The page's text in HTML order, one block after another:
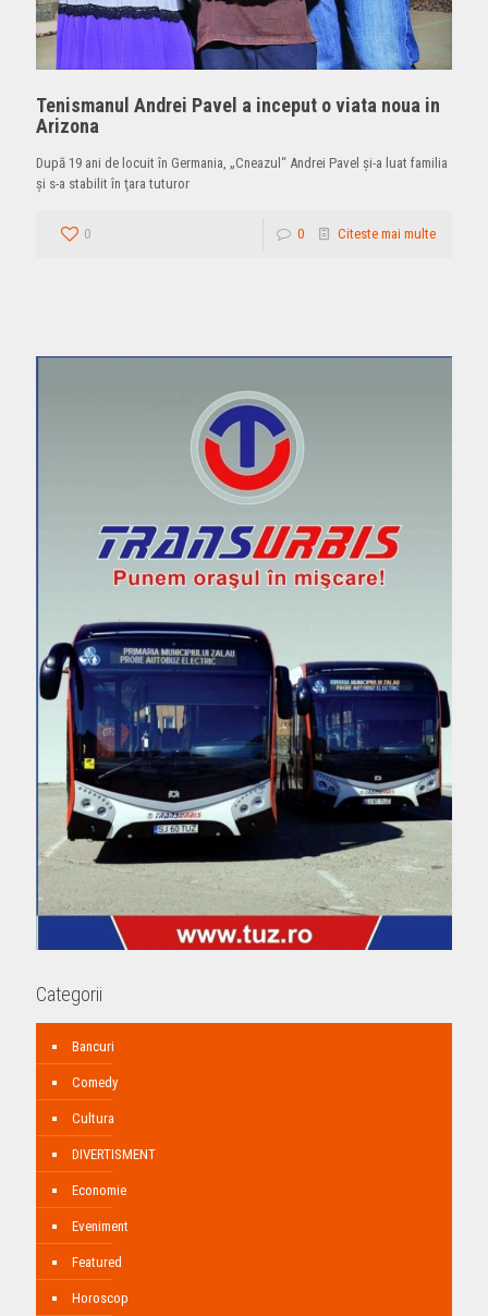
Tenismanul Andrei Pavel a inceput o viata noua in
Arizona
După 19 ani de locuit în Germania, „Cneazul“ Andrei Pavel şi-a luat familia
şi s-a stabilit în ţara tuturor
0 0 Citeste mai multe
Categorii
Bancuri
Comedy
Cultura
DIVERTISMENT
Economie
Eveniment
Featured
Horoscop